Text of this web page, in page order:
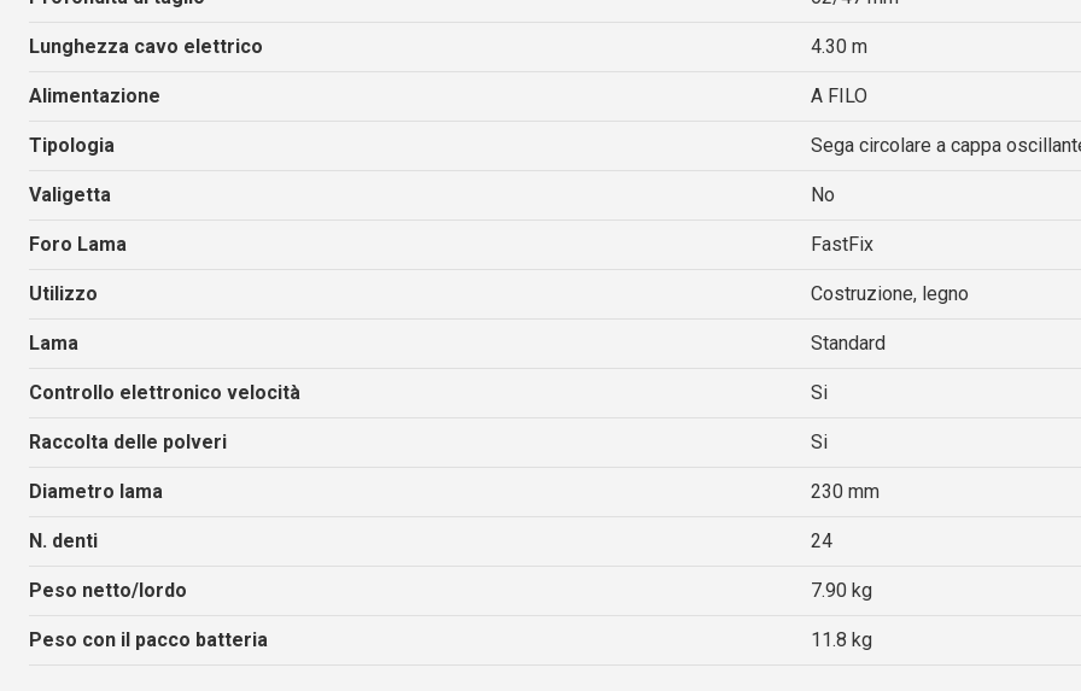
Lunghezza cavo elettrico 4.30 m
Alimentazione A FILO
Tipologia Sega circolare a cappa
Valigetta No
Foro Lama FastFix
Utilizzo Costruzione, legno
Lama Standard
Controllo elettronico velocità Si
Raccolta delle polveri Si
Diametro lama 230 mm
N. denti 24
Peso netto/lordo 7.90 kg
Peso con il pacco batteria 11.8 kg